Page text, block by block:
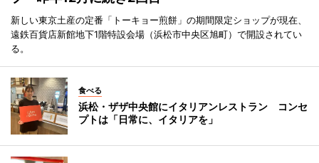
新しい東京土産の定番「トーキョー煎餅」の期間限定ショップが現在、
遠鉄百貨店新館地下1階特設会場（浜松市中央区旭町）で開設されてい
る。
食べる
浜松・ザザ中央館にイタリアンレストラン コンセ
プトは「日常に、イタリアを」